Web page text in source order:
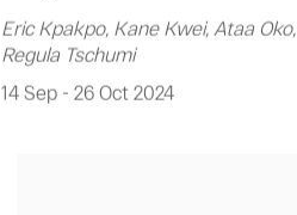
Eric Kpakpo, Kane Kwei, Ataa Oko,
Regula Tschumi
14 Sep - 26 Oct 2024